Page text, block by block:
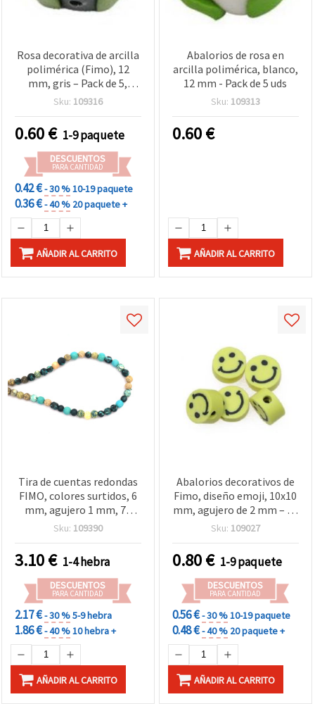
Rosa decorativa de arcilla
polimérica (Fimo), 12
mm, gris – Pack de 5,
elementos para bisutería,
scrapbooking
Sku: 109316
0.60€ 1-9 paquete
DESCUENTOS
PARA CANTIDAD
0.42 €- 30 %10-19 paquete
0.36 €- 40 % 20 paquete +
AÑADIR AL CARRITO
Abalorios de rosa en
arcilla polimérica, blanco,
12 mm - Pack de 5 uds
Sku: 109313
0.60€
AÑADIR AL CARRITO
Tira de cuentas redondas
FIMO, colores surtidos, 6
mm, agujero 1 mm, 73
uds.
Sku: 109390
3.10€ 1-4 hebra
DESCUENTOS
PARA CANTIDAD
2.17 €- 30 %5-9 hebra
1.86 €- 40 %10 hebra +
AÑADIR AL CARRITO
Abalorios decorativos de
Fimo, diseño emoji, 10x10
mm, agujero de 2 mm – 20
piezas
Sku: 109027
0.80€ 1-9 paquete
DESCUENTOS
PARA CANTIDAD
0.56 €- 30 %10-19 paquete
0.48 €- 40 % 20 paquete +
AÑADIR AL CARRITO